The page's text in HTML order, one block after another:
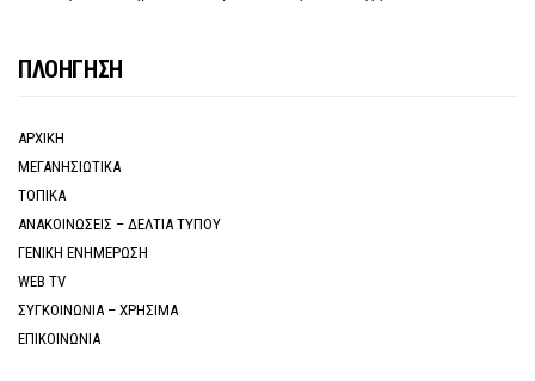
ΠΛΟΗΓΗΣΗ
ΑΡΧΙΚΗ
ΜΕΓΑΝΗΣΙΩΤΙΚΑ
ΤΟΠΙΚΑ
ΑΝΑΚΟΙΝΩΣΕΙΣ – ΔΕΛΤΙΑ ΤΥΠΟΥ
ΓΕΝΙΚΗ ΕΝΗΜΕΡΩΣΗ
WEB TV
ΣΥΓΚΟΙΝΩΝΙΑ – ΧΡΗΣΙΜΑ
ΕΠΙΚΟΙΝΩΝΙΑ